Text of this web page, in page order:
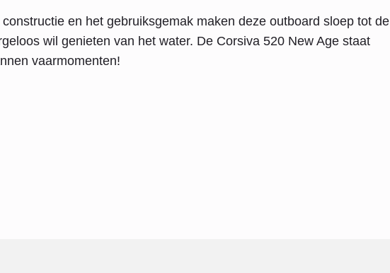
en het gebruiksgemak maken deze outboard sloep tot de
wil genieten van het water. De Corsiva 520 New Age staat
vaarmomenten!